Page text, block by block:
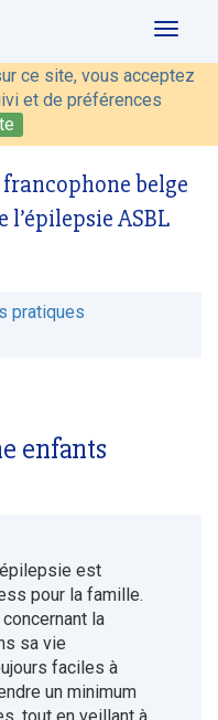
ce site, vous acceptez
et de préférences
belge
l’épilepsie ASBL
Toggle
pratiques
enfants
est
pour la famille.
la
sa vie
faciles à
un minimum